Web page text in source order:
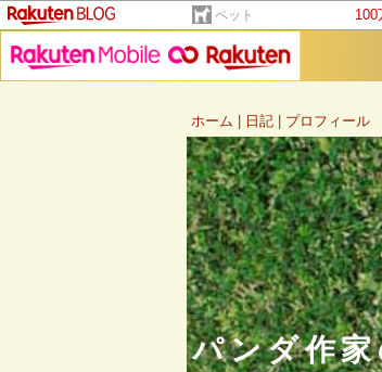
ペット 100
ホーム
日記 プロフィール
パンダ作